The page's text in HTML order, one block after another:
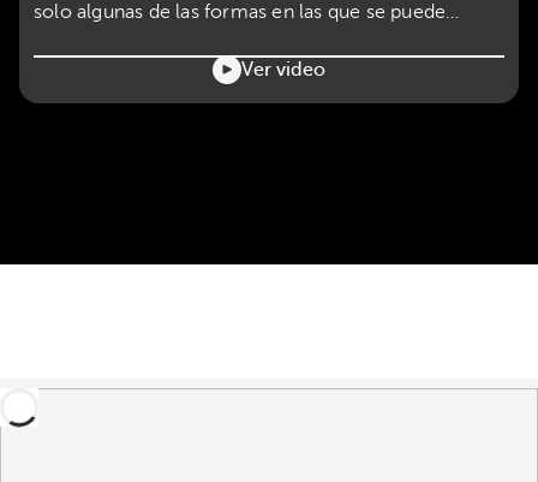
solo algunas de las formas en las que se puede
Ver video